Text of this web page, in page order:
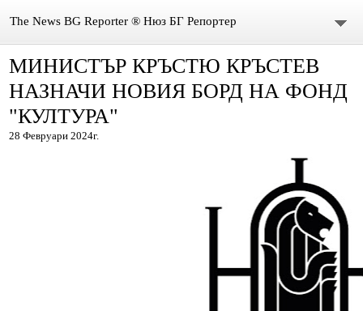
The News BG Reporter ® Нюз БГ Репортер
НОВИНИ
ЗА НАС
КОНТАКТИ
МИНИСТЪР КРЪСТЮ КРЪСТЕВ
НАЗНАЧИ НОВИЯ БОРД НА ФОНД
"КУЛТУРА"
28 Февруари 2024г.